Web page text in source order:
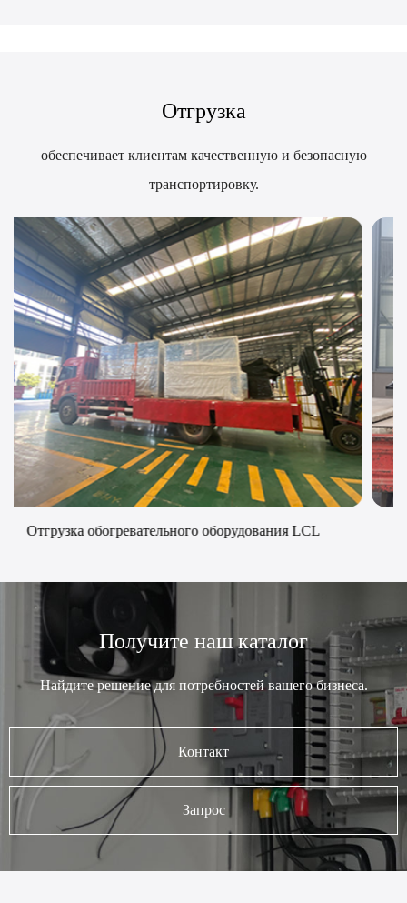
Отгрузка
обеспечивает клиентам качественную и безопасную
транспортировку.
обогреватель упакован на стальном поддоне
Получите наш каталог
Найдите решение для потребностей вашего бизнеса.
Контакт
Запрос